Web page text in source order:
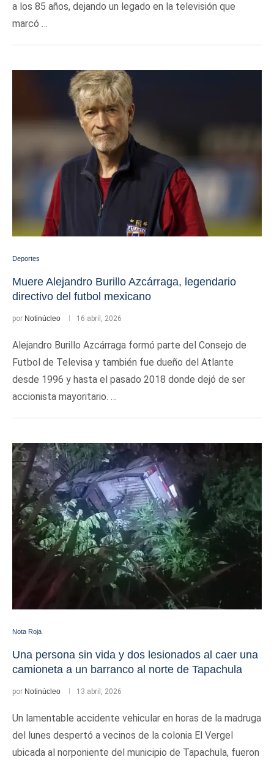
a los 85 años, dejando un legado en la televisión que
marcó …
Deportes
Muere Alejandro Burillo Azcárraga, legendario
directivo del futbol mexicano
por Notinúcleo 16 abril, 2026
Alejandro Burillo Azcárraga formó parte del Consejo de
Futbol de Televisa y también fue dueño del Atlante
desde 1996 y hasta el pasado 2018 donde dejó de ser
accionista mayoritario. …
Nota Roja
Una persona sin vida y dos lesionados al caer una
camioneta a un barranco al norte de Tapachula
por Notinúcleo 13 abril, 2026
Un lamentable accidente vehicular en horas de la madruga
del lunes despertó a vecinos de la colonia El Vergel
ubicada al norponiente del municipio de Tapachula, fueron